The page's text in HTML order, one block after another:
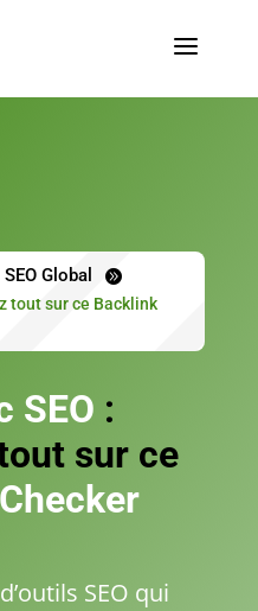
a
SEO Global 
tout sur ce Backlink
SEO :
sur ce
SEO qui